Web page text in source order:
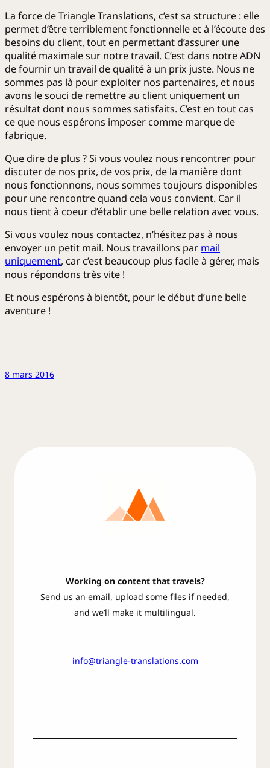
La force de Triangle Translations, c’est sa structure : elle
permet d’être terriblement fonctionnelle et à l’écoute des
besoins du client, tout en permettant d’assurer une
qualité maximale sur notre travail. C’est dans notre ADN
de fournir un travail de qualité à un prix juste. Nous ne
sommes pas là pour exploiter nos partenaires, et nous
avons le souci de remettre au client uniquement un
résultat dont nous sommes satisfaits. C’est en tout cas
ce que nous espérons imposer comme marque de
fabrique.
Que dire de plus ? Si vous voulez nous rencontrer pour
discuter de nos prix, de vos prix, de la manière dont
nous fonctionnons, nous sommes toujours disponibles
pour une rencontre quand cela vous convient. Car il
nous tient à coeur d’établir une belle relation avec vous.
Si vous voulez nous contactez, n’hésitez pas à nous
envoyer un petit mail. Nous travaillons par mail
uniquement, car c’est beaucoup plus facile à gérer, mais
nous répondons très vite !
Et nous espérons à bientôt, pour le début d’une belle
aventure !
8 mars 2016
Working on content that travels?
Send us an email, upload some files if needed,
and we’ll make it multilingual.
info@triangle-translations.com